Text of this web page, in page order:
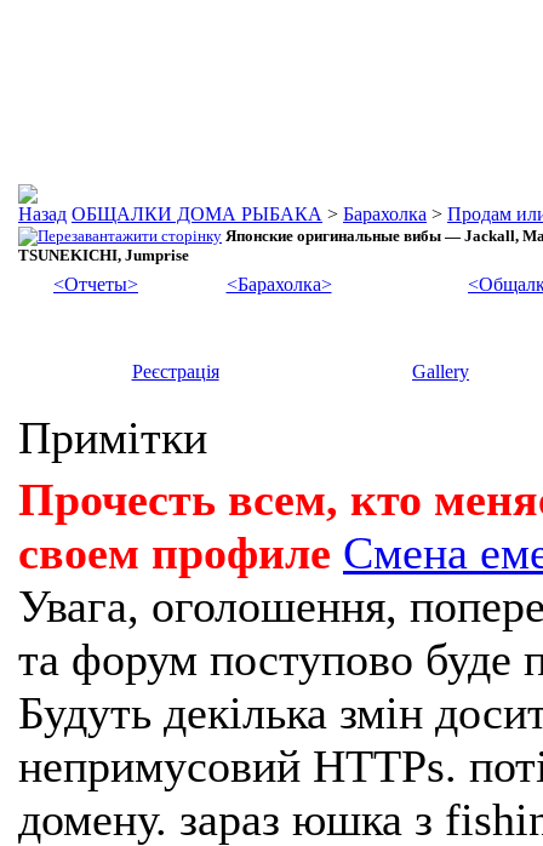
ОБЩАЛКИ ДОМА РЫБАКА > Барахолка > Продам
Японские оригинальные вибы — Jackall,
TSUNEKICHI, Jumprise
<Отчеты> <Барахолка>
Реєстрація Gallery
Примітки
Прочесть всем, кто
своем профиле Смена
Увага, оголошення,
та форум поступово буде
Будуть декілька змін
непримусовий HTTPs.
домену. зараз юшка з